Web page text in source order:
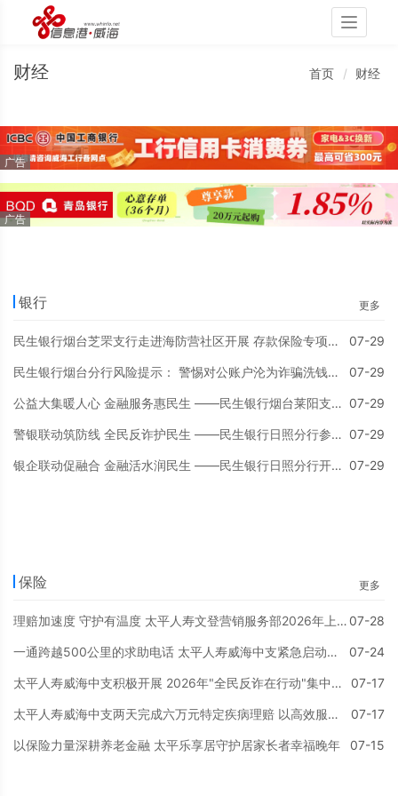
Toggle
财经 首页 财经
银行 更多
民生银行烟台芝罘支行走进海防营社区开展 存款保险专项宣传活动 07-29
民生银行烟台分行风险提示： 警惕对公账户沦为诈骗洗钱通道 07-29
公益大集暖人心 金融服务惠民生 ——民生银行烟台莱阳支行常态化开展志愿服务 07-29
警银联动筑防线 全民反诈护民生 ——民生银行日照分行参加2026年反诈宣传月晚会 07-29
银企联动促融合 金融活水润民生 ——民生银行日照分行开展“金融服务进企业”专场活动 07-29
保险 更多
理赔加速度 守护有温度 太平人寿文登营销服务部2026年上半年交出亮眼理赔答卷 07-28
一通跨越500公里的求助电话 太平人寿威海中支紧急启动绿色通道为异地客户解忧 07-24
太平人寿威海中支积极开展 2026年"全民反诈在行动"集中宣传月活动 07-17
太平人寿威海中支两天完成六万元特定疾病理赔 以高效服务守护客户健康防线 07-17
以保险力量深耕养老金融 太平乐享居守护居家长者幸福晚年 07-15